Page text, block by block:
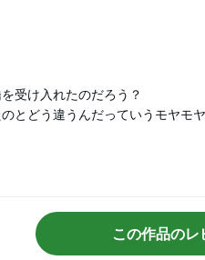
受け入れたのだろう？
とどう違うんだっていうモヤモ
この作品のレ